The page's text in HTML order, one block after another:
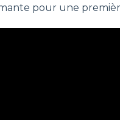
pour une